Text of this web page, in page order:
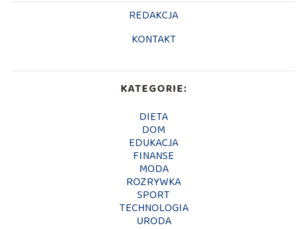
REDAKCJA
KONTAKT
KATEGORIE:
DIETA
DOM
EDUKACJA
FINANSE
MODA
ROZRYWKA
SPORT
TECHNOLOGIA
URODA